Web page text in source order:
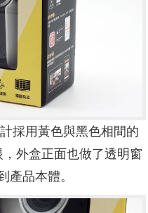
採用黃色與黑色相間的
外盒正面也做了透明窗
產品本體。